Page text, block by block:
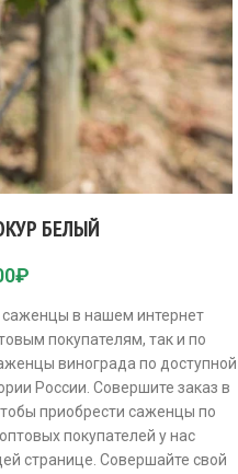
БЕЛЫЙ
₽
саженцы в нашем интернет
покупателям, так и по
винограда по доступной
России. Совершите заказ в
приобрести саженцы по
покупателей у нас
странице. Совершайте свой